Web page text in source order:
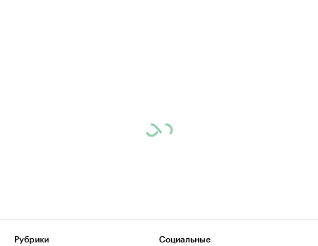
Рубрики
Социальные